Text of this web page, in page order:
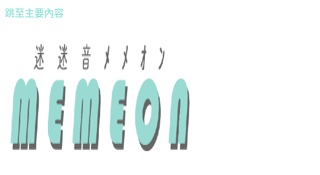
跳至主要內容